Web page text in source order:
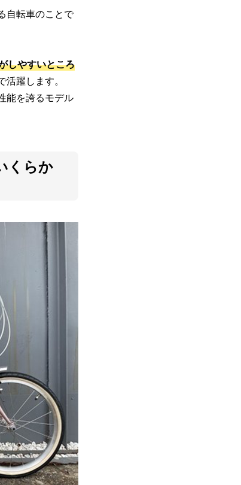
自転車のことで
しやすいところ
躍します。
能を誇るモデル
くらか